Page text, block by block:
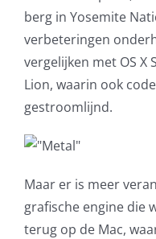
Office365
Glasvezelverbindingen
Microsoft software
Remote Help
berg in Yosemite
verbeteringen
vergelijken met OS X
Lion, waarin ook
gestroomlijnd.
Maar er is meer
grafische engine die
terug op de Mac,